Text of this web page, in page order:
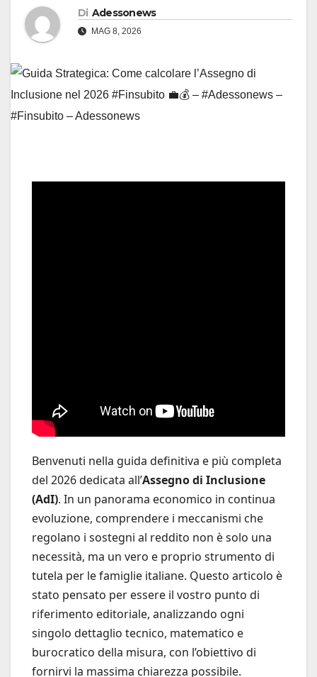
Di Adessonews
MAG 8, 2026
Benvenuti nella guida definitiva e più completa
del 2026 dedicata all’Assegno di Inclusione
(AdI). In un panorama economico in continua
evoluzione, comprendere i meccanismi che
regolano i sostegni al reddito non è solo una
necessità, ma un vero e proprio strumento di
tutela per le famiglie italiane. Questo articolo è
stato pensato per essere il vostro punto di
riferimento editoriale, analizzando ogni
singolo dettaglio tecnico, matematico e
burocratico della misura, con l’obiettivo di
fornirvi la massima chiarezza possibile.